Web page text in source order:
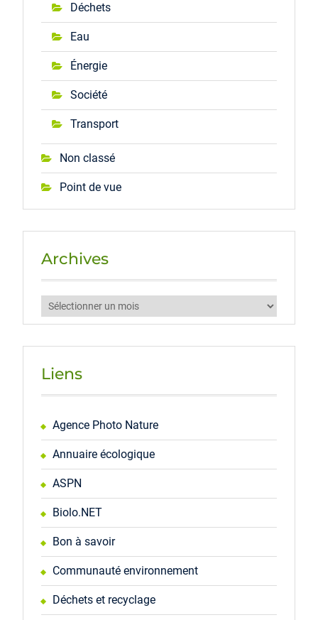
Déchets
Eau
Énergie
Société
Transport
Non classé
Point de vue
Archives
Archives
Liens
Agence Photo Nature
Annuaire écologique
ASPN
Biolo.NET
Bon à savoir
Communauté environnement
Déchets et recyclage